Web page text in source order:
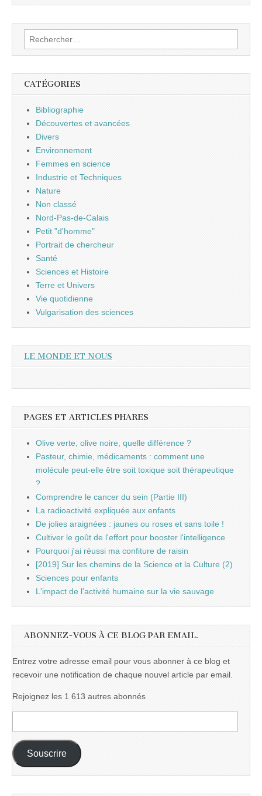
Rechercher :
CATÉGORIES
Bibliographie
Découvertes et avancées
Divers
Environnement
Femmes en science
Industrie et Techniques
Nature
Non classé
Nord-Pas-de-Calais
Petit "d'homme"
Portrait de chercheur
Santé
Sciences et Histoire
Terre et Univers
Vie quotidienne
Vulgarisation des sciences
LE MONDE ET NOUS
PAGES ET ARTICLES PHARES
Olive verte, olive noire, quelle différence ?
Pasteur, chimie, médicaments : comment une
molécule peut-elle être soit toxique soit thérapeutique
?
Comprendre le cancer du sein (Partie III)
La radioactivité expliquée aux enfants
De jolies araignées : jaunes ou roses et sans toile !
Cultiver le goût de l'effort pour booster l'intelligence
Pourquoi j'ai réussi ma confiture de raisin
[2019] Sur les chemins de la Science et la Culture (2)
Sciences pour enfants
L'impact de l'activité humaine sur la vie sauvage
ABONNEZ-VOUS À CE BLOG PAR EMAIL.
Entrez votre adresse email pour vous abonner à ce blog et
recevoir une notification de chaque nouvel article par email.
Rejoignez les 1 613 autres abonnés
e-
mail :
Souscrire